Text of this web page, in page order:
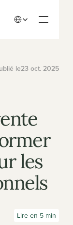
le23 oct. 2025
les
Lire en 5 min